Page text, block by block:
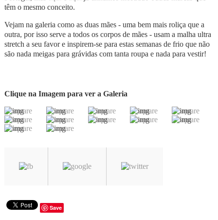
têm o mesmo conceito.
Vejam na galeria como as duas mães - uma bem mais roliça que a
outra, por isso serve a todos os corpos de mães - usam a malha ultra
stretch a seu favor e inspirem-se para estas semanas de frio que não
são nada meigas para grávidas com tanta roupa e nada para vestir!
Clique na Imagem para ver a Galeria
Save